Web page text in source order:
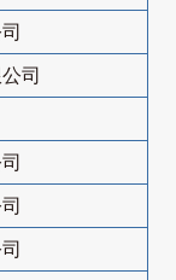
司